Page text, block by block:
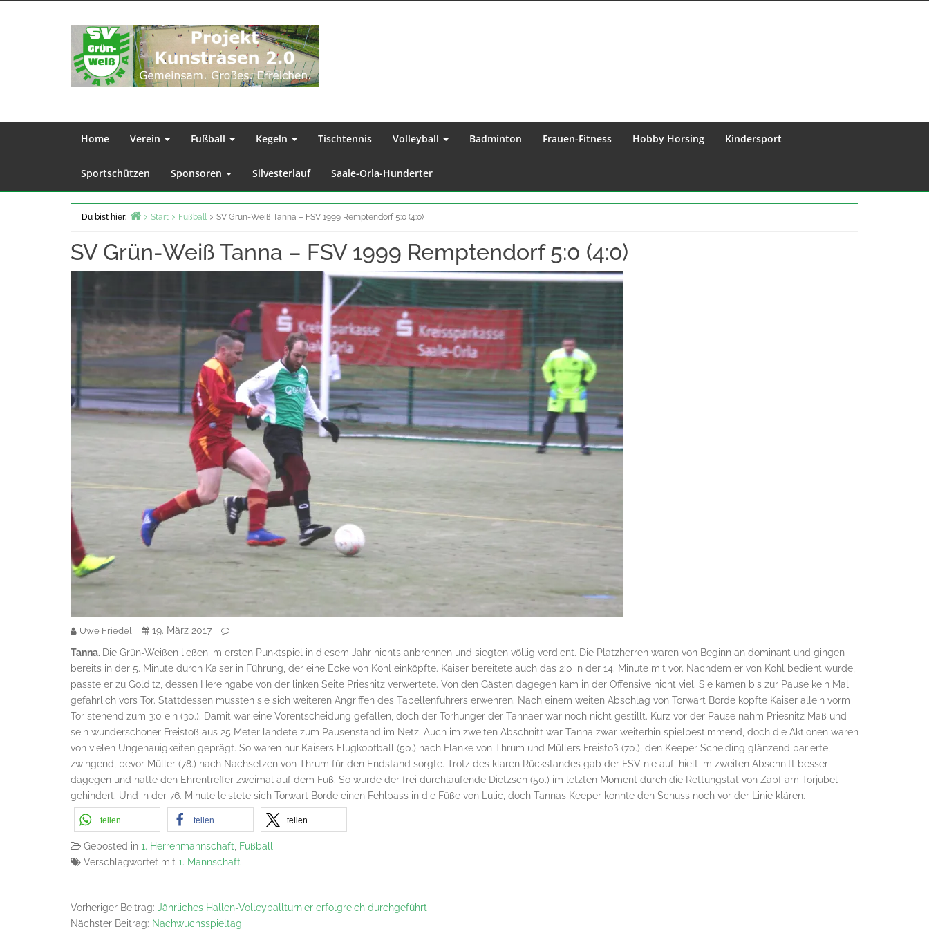
Home Verein Fußball Kegeln Tischtennis Volleyball Badminton Frauen-Fitness Hobby Horsing Kindersport
Sportschützen Sponsoren Silvesterlauf Saale-Orla-Hunderter
Du bist hier: Start Fußball SV Grün-Weiß Tanna – FSV 1999 Remptendorf 5:0 (4:0)
SV Grün-Weiß Tanna – FSV 1999 Remptendorf 5:0 (4:0)
Uwe Friedel
19. März 2017
Tanna. Die Grün-Weißen ließen im ersten Punktspiel in diesem Jahr nichts anbrennen und siegten völlig verdient. Die Platzherren waren von Beginn an dominant und gingen
bereits in der 5. Minute durch Kaiser in Führung, der eine Ecke von Kohl einköpfte. Kaiser bereitete auch das 2:0 in der 14. Minute mit vor. Nachdem er von Kohl bedient wurde,
passte er zu Golditz, dessen Hereingabe von der linken Seite Priesnitz verwertete. Von den Gästen dagegen kam in der Offensive nicht viel. Sie kamen bis zur Pause kein Mal
gefährlich vors Tor. Stattdessen mussten sie sich weiteren Angriffen des Tabellenführers erwehren. Nach einem weiten Abschlag von Torwart Borde köpfte Kaiser allein vorm
Tor stehend zum 3:0 ein (30.). Damit war eine Vorentscheidung gefallen, doch der Torhunger der Tannaer war noch nicht gestillt. Kurz vor der Pause nahm Priesnitz Maß und
sein wunderschöner Freistoß aus 25 Meter landete zum Pausenstand im Netz. Auch im zweiten Abschnitt war Tanna zwar weiterhin spielbestimmend, doch die Aktionen waren
von vielen Ungenauigkeiten geprägt. So waren nur Kaisers Flugkopfball (50.) nach Flanke von Thrum und Müllers Freistoß (70.), den Keeper Scheiding glänzend parierte,
zwingend, bevor Müller (78.) nach Nachsetzen von Thrum für den Endstand sorgte. Trotz des klaren Rückstandes gab der FSV nie auf, hielt im zweiten Abschnitt besser
dagegen und hatte den Ehrentreffer zweimal auf dem Fuß. So wurde der frei durchlaufende Dietzsch (50.) im letzten Moment durch die Rettungstat von Zapf am Torjubel
gehindert. Und in der 76. Minute leistete sich Torwart Borde einen Fehlpass in die Füße von Lulic, doch Tannas Keeper konnte den Schuss noch vor der Linie klären.
teilen teilen teilen
Geposted in 1. Herrenmannschaft
Fußball
Verschlagwortet mit 1. Mannschaft
Vorheriger Beitrag: Jährliches Hallen-Volleyballturnier erfolgreich durchgeführt
Nächster Beitrag: Nachwuchsspieltag